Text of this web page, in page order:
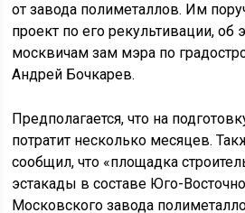
от завода полиметаллов. Им
проект по его рекультивации, об
москвичам зам мэра по
Андрей Бочкарев.
Предполагается, что на
потратит несколько месяцев.
сообщил, что «площадка
эстакады в составе Юго-
Московского завода